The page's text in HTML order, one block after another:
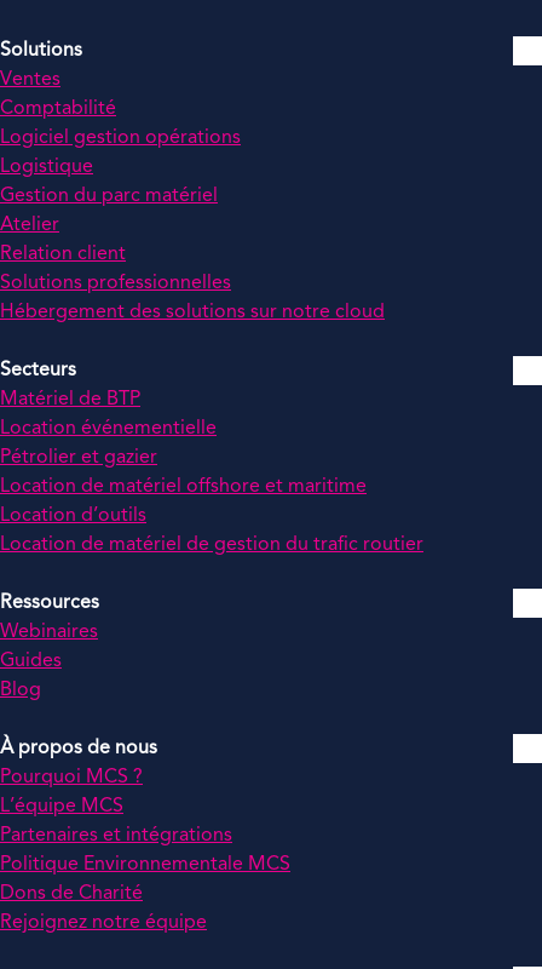
Solutions
Ventes
Comptabilité
Logiciel gestion opérations
Logistique
Gestion du parc matériel
Atelier
Relation client
Solutions professionnelles
Hébergement des solutions sur notre cloud
Secteurs
Matériel de BTP
Location événementielle
Pétrolier et gazier
Location de matériel offshore et maritime
Location d’outils
Location de matériel de gestion du trafic routier
Ressources
Webinaires
Guides
Blog
À propos de nous
Pourquoi MCS ?
L’équipe MCS
Partenaires et intégrations
Politique Environnementale MCS
Dons de Charité
Rejoignez notre équipe